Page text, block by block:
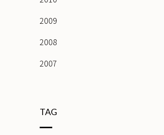
2009
2008
2007
TAG